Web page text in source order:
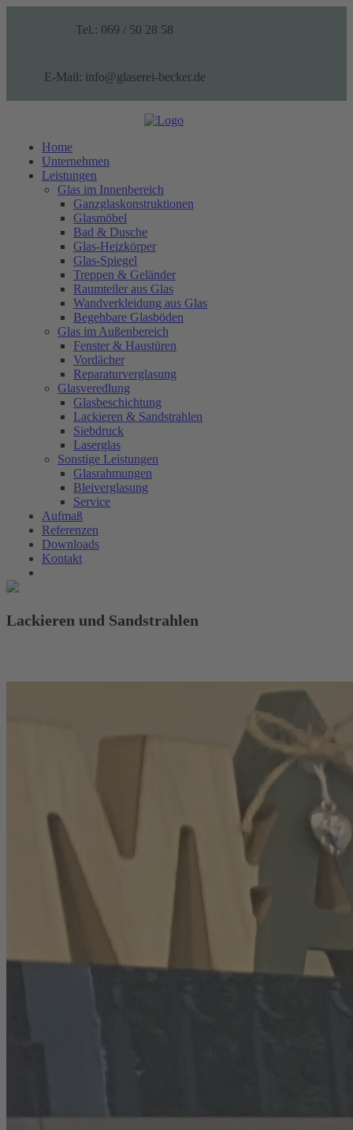
Tel.: 069 / 50 28 58
E-Mail: info@glaserei-becker.de
Home
Unternehmen
Leistungen
Glas im Innenbereich
Ganzglaskonstruktionen
Glasmöbel
Bad & Dusche
Glas-Heizkörper
Glas-Spiegel
Treppen & Geländer
Raumteiler aus Glas
Wandverkleidung aus Glas
Begehbare Glasböden
Glas im Außenbereich
Fenster & Haustüren
Vordächer
Reparaturverglasung
Glasveredlung
Glasbeschichtung
Lackieren & Sandstrahlen
Siebdruck
Laserglas
Sonstige Leistungen
Glasrahmungen
Bleiverglasung
Service
Aufmaß
Referenzen
Downloads
Kontakt
Lackieren und Sandstrahlen